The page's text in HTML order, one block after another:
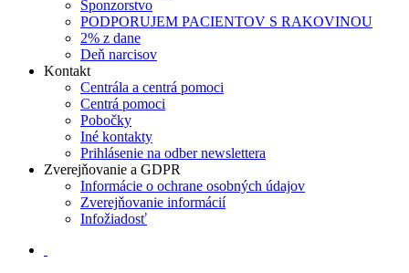
Sponzorstvo
PODPORUJEM PACIENTOV S RAKOVINOU
2% z dane
Deň narcisov
Kontakt
Centrála a centrá pomoci
Centrá pomoci
Pobočky
Iné kontakty
Prihlásenie na odber newslettera
Zverejňovanie a GDPR
Informácie o ochrane osobných údajov
Zverejňovanie informácií
Infožiadosť